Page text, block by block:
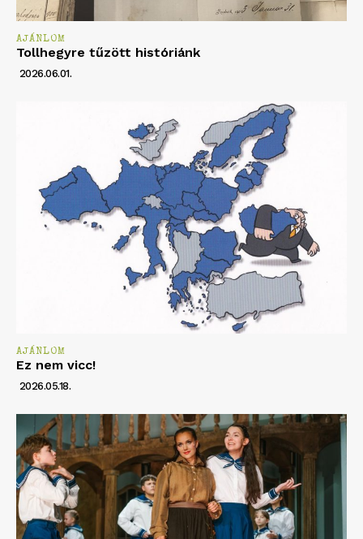
AJÁNLOM
Tollhegyre tűzött históriánk
2026.06.01.
AJÁNLOM
Ez nem vicc!
2026.05.18.